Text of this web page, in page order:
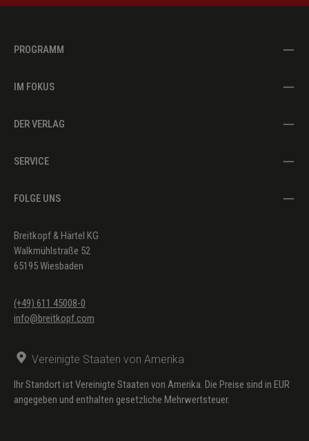
PROGRAMM
IM FOKUS
DER VERLAG
SERVICE
FOLGE UNS
Breitkopf & Härtel KG
Walkmühlstraße 52
65195 Wiesbaden
(+49) 611 45008-0
info@breitkopf.com
Vereinigte Staaten von Amerika
Ihr Standort ist Vereinigte Staaten von Amerika. Die Preise sind in EUR
angegeben und enthalten gesetzliche Mehrwertsteuer.